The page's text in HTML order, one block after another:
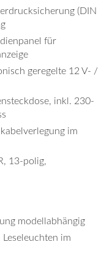
(DIN
für
geregelte 12 V- /
inkl. 230-
im
13-polig,
modellabhängig
im